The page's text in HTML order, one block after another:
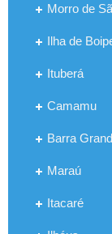
Morro de
Ilha de
Ituberá
Camamu
Barra
Maraú
Itacaré